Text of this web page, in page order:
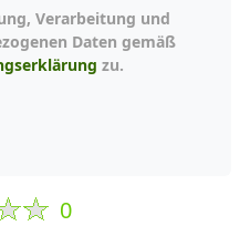
Daten gemäß
zu.
0